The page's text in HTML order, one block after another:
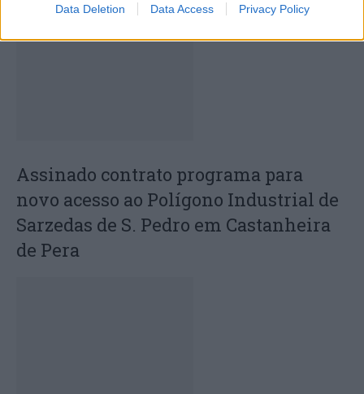
Data Deletion Data Access Privacy Policy
Assinado contrato programa para
novo acesso ao Polígono Industrial de
Sarzedas de S. Pedro em Castanheira
de Pera